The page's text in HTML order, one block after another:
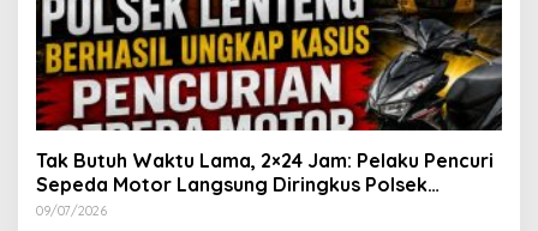
Tak Butuh Waktu Lama, 2×24 Jam: Pelaku Pencuri
Sepeda Motor Langsung Diringkus Polsek
Lenteng di Wilayah Manding
09/07/2026